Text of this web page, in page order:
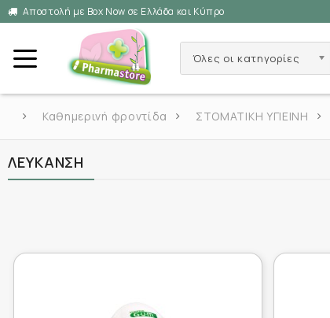
Αποστολή με Box Now σε Ελλάδα και Κύπρο
Όλες οι κατηγορίες
Καθημερινή φροντίδα ΣΤΟΜΑΤΙΚΗ ΥΓΙΕΙΝΗ
ΛΕΥΚΑΝΣΗ